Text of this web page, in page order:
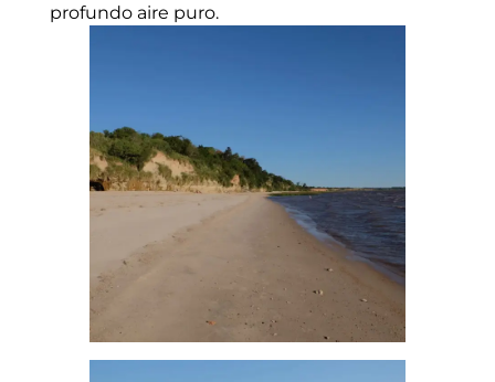
profundo aire puro.